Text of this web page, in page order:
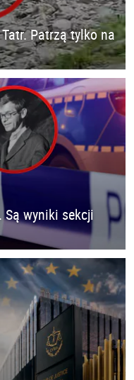
Tatr. Patrzą tylko na
Są wyniki sekcji